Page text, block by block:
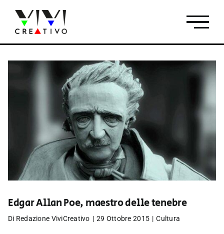
contenuto
Edgar Allan Poe, maestro delle tenebre
Di Redazione ViviCreativo | 29 Ottobre 2015 | Cultura